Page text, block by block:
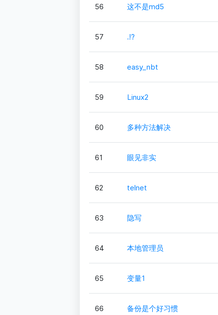
56 这不是md5
57 .!?
58 easy_nbt
59 Linux2
60 多种方法解决
61 眼见非实
62 telnet
63 隐写
64 本地管理员
65 变量1
66 备份是个好习惯